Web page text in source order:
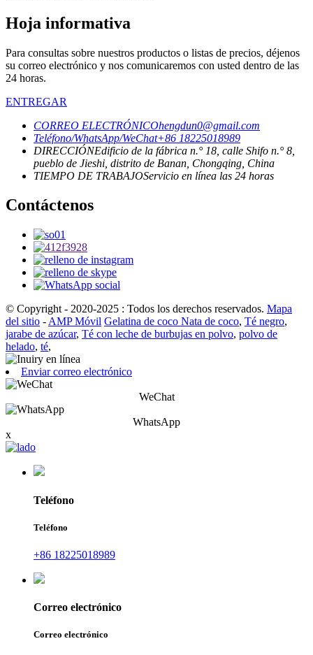
Hoja informativa
Para consultas sobre nuestros productos o listas de precios, déjenos
su correo electrónico y nos comunicaremos con usted dentro de las
24 horas.
ENTREGAR
CORREO ELECTRÓNICOhengdun0@gmail.com
Teléfono/WhatsApp/WeChat+86 18225018989
DIRECCIÓNEdificio de la fábrica n.° 18, calle Shifo n.° 8,
pueblo de Jieshi, distrito de Banan, Chongqing, China
TIEMPO DE TRABAJOServicio en línea las 24 horas
Contáctenos
© Copyright - 2020-2025 : Todos los derechos reservados. Mapa
del sitio - AMP Móvil Gelatina de coco Nata de coco, Té negro,
jarabe de azúcar, Té con leche de burbujas en polvo, polvo de
helado, té,
Enviar correo electrónico
WeChat
WhatsApp
x
Teléfono
Teléfono
+86 18225018989
Correo electrónico
Correo electrónico